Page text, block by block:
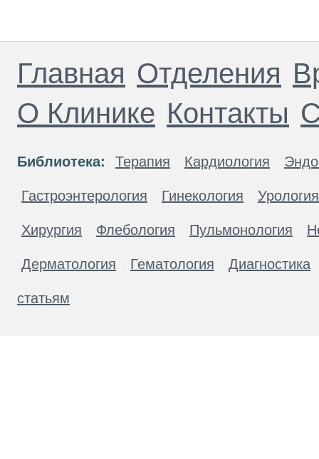
Главная Отделения
О Клинике Контакты
Библиотека: Терапия Кардиология
Гастроэнтерология Гинекология Урология
Хирургия Флебология Пульмонология
Дерматология Гематология Диагностика
статьям